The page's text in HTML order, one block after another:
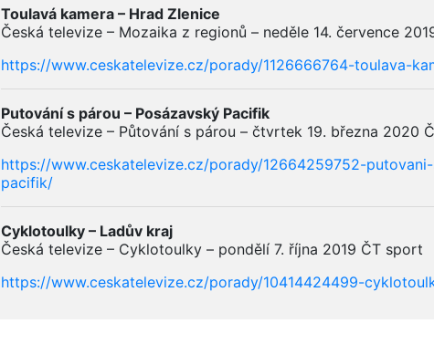
Toulavá kamera – Hrad Zlenice
Česká televize – Mozaika z regionů – neděle 14. července
https://www.ceskatelevize.cz/porady/1126666764-toulava-
Putování s párou – Posázavský Pacifik
Česká televize – Půtování s párou – čtvrtek 19. března 2020
https://www.ceskatelevize.cz/porady/12664259752-
pacifik/
Cyklotoulky – Ladův kraj
Česká televize – Cyklotoulky – pondělí 7. října 2019 ČT sport
https://www.ceskatelevize.cz/porady/10414424499-